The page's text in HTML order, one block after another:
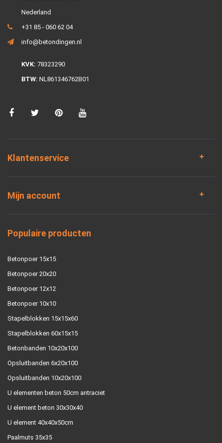
Nederland
+31 85 - 060 62 04
info@betondingen.nl
KVK: 78323290
BTW: NL861346762B01
Klantenservice
Mijn account
Populaire producten
Betonpoer 15x15
Betonpoer 20x20
Betonpoer 12x12
Betonpoer 10x10
Stapelblokken 15x15x60
Stapelblokken 60x15x15
Betonbanden 10x20x100
Opsluitbanden 6x20x100
Opsluitbanden 10x20x100
U elementen beton 50cm antraciet
U element beton 30x30x40
U element 40x40x50cm
Paalmuts 35x35